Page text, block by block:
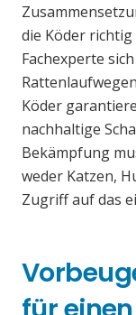
die Köder
Fachexperte
Köder
nachhaltige
Bekämpfung
weder Katzen,
Zugriff auf das